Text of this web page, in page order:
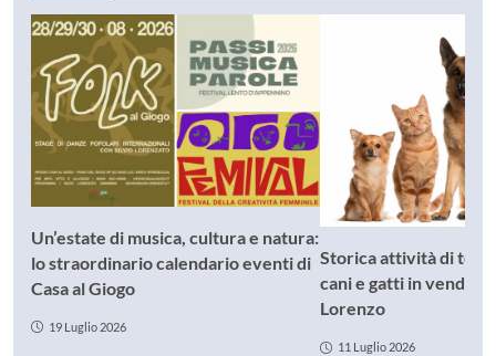
Un’estate di musica, cultura e natura:
lo straordinario calendario eventi di
Casa al Giogo
19 Luglio 2026
Storica attività di
cani e gatti in vendita
Lorenzo
11 Luglio 2026